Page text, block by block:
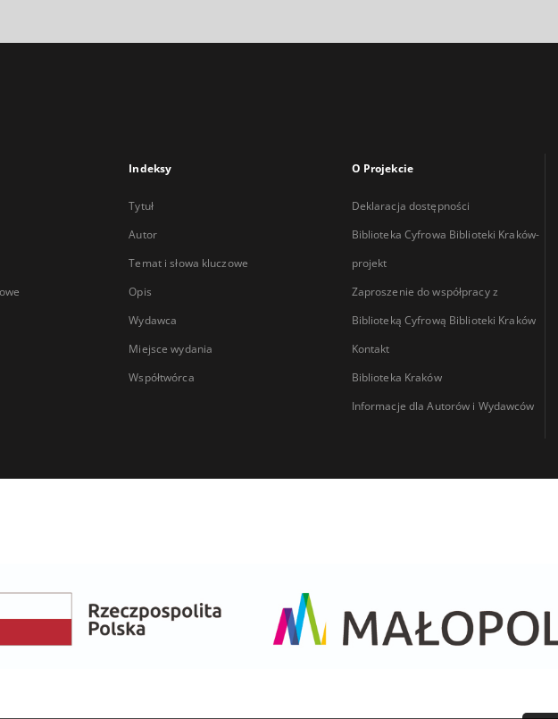
Indeksy
Tytuł
Autor
Temat i słowa kluczowe
Opis
Wydawca
Miejsce wydania
Współtwórca
O Projekcie
Deklaracja dostępności
Biblioteka Cyfrowa Biblioteki Kraków-
projekt
Zaproszenie do współpracy z
Biblioteką Cyfrową Biblioteki Kraków
Kontakt
Biblioteka Kraków
Informacje dla Autorów i Wydawców